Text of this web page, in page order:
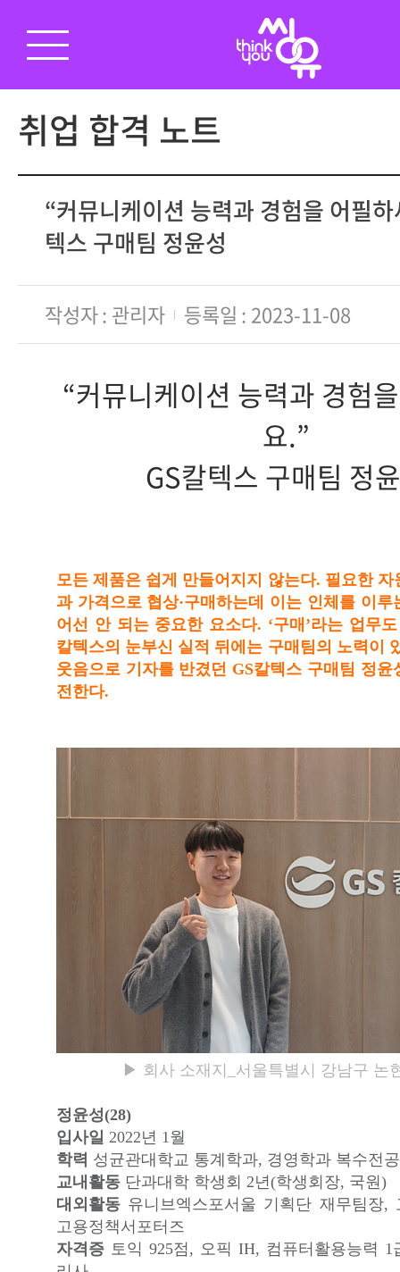
취업 합격 노트
“커뮤니케이션 능력과 경험을 어필
텍스 구매팀 정윤성
작성자 관리자 등록일 2023-11-08
“커뮤니케이션 능력과 경험
요.”
GS칼텍스 구매팀 정
모든 제품은 쉽게 만들어지지 않는다. 필요한 자
과 가격으로 협상·구매하는데 이는 인체를 이루
어선 안 되는 중요한 요소다. ‘구매’라는 업무
칼텍스의 눈부신 실적 뒤에는 구매팀의 노력이
웃음으로 기자를 반겼던 GS칼텍스 구매팀 정윤
전한다.
▶ 회사 소재지_서울특별시 강남구 논
정윤성(28)
입사일 2022년 1월
학력 성균관대학교 통계학과, 경영학과 복수전공
교내활동 단과대학 학생회 2년(학생회장, 국원)
대외활동 유니브엑스포서울 기획단 재무팀장,
고용정책서포터즈
자격증 토익 925점, 오픽 IH, 컴퓨터활용능력 1